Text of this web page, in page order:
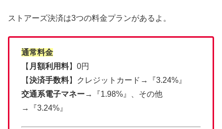
ストアーズ決済は3つの料金プランがあるよ。
通常料金
【 月額利用料】0円
【決済手数料】クレジットカード→『3.24%』
交通系電子マネー→『1.98%』、その他
→『3.24%』